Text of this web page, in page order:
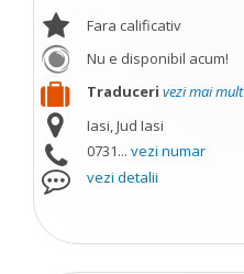
Fara calificativ
Nu e disponibil acum!
Traduceri vezi mai mult
Iasi, Jud Iasi
0731... vezi numar
vezi detalii